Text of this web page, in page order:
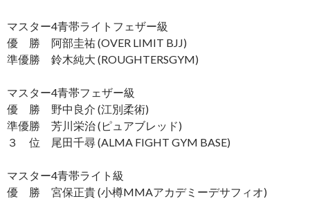
マスター4青帯ライトフェザー級
優 勝 阿部圭祐 (OVER LIMIT BJJ)
準優勝 鈴木純大 (ROUGHTERSGYM)
マスター4青帯フェザー級
優 勝 野中良介 (江別柔術)
準優勝 芳川栄治 (ピュアブレッド)
３ 位 尾田千尋 (ALMA FIGHT GYM BASE)
マスター4青帯ライト級
優 勝 宮保正貴 (小樽MMAアカデミーデサフィオ)